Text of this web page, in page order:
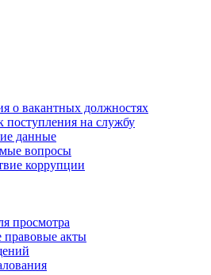
о вакантных должностях
поступления на службу
данные
вопросы
коррупции
просмотра
акты